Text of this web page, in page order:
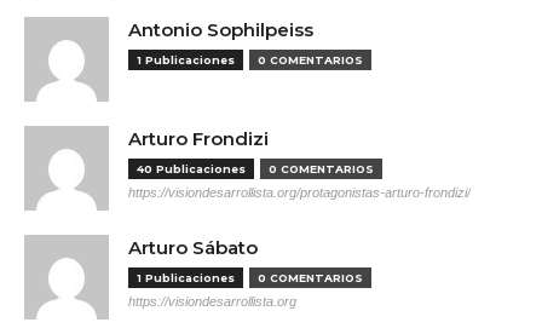
Antonio Sophilpeiss
1 Publicaciones 0 COMENTARIOS
Arturo Frondizi
40 Publicaciones 0 COMENTARIOS
https://visiondesarrollista.org/protagonistas-arturo-frondizi/
Arturo Sábato
1 Publicaciones 0 COMENTARIOS
https://visiondesarrollista.org